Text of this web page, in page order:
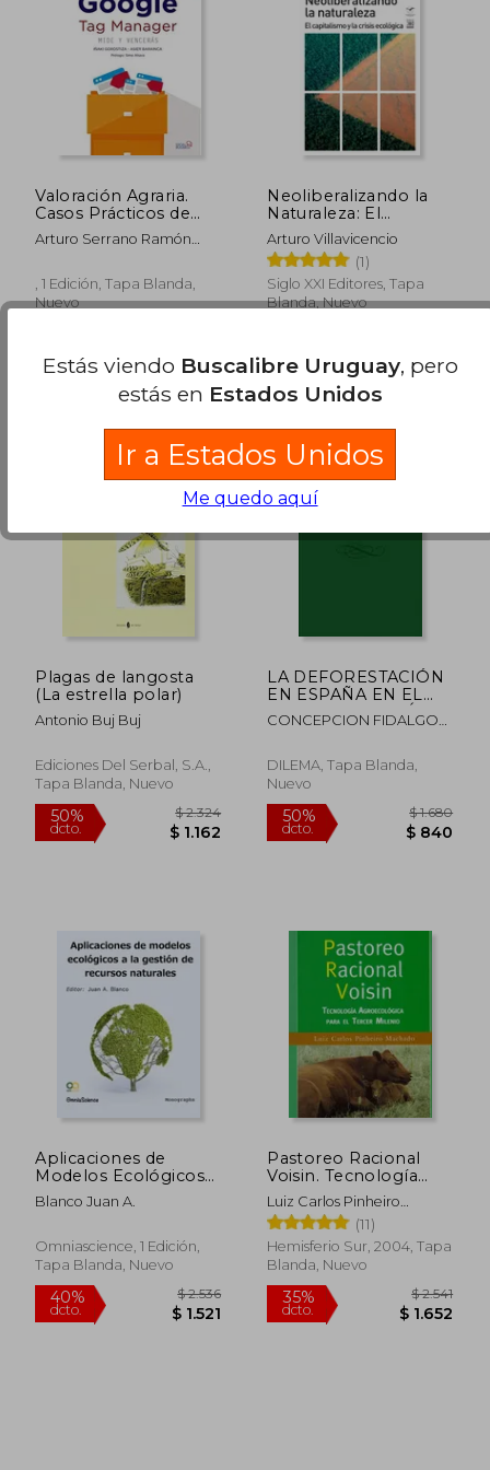
50%
dcto.
Valoración Agraria.
Casos Prácticos de
Valoración de Fincas
Arturo Serrano Ramón
, 1 Edición, Tapa Blanda,
Nuevo
35% $ 2.268
Neoliberalizando la
Naturaleza: El
Capitalismo y la Crisis
Ecológica
Arturo Villavicencio
(1)
Siglo XXI Editores, Tapa
Blanda, Nuevo
40%
Plagas de langosta
(La estrella polar)
Antonio Buj Buj
Ediciones Del Serbal, S.A.,
Tapa Blanda, Nuevo
50%
dcto.
$ 2.324
LA DEFORESTACIÓN
EN ESPAÑA EN EL
SIGLO XVIII SEGÚN
EL VIAJE DE PO NZ
CONCEPCION FIDALGO
GONZALEZ MARTIN
DILEMA, Tapa Blanda,
Nuevo
50%
dcto.
Aplicaciones de
Modelos Ecológicos
en la Gestión de
Recursos Naturales
Blanco Juan A.
Omniascience, 1 Edición,
Tapa Blanda, Nuevo
Pastoreo Racional
Voisin. Tecnología
Agroecológica Para el
Tercer Milenio
Luiz Carlos Pinheiro
Machado
(11)
Hemisferio Sur, 2004, Tapa
Blanda, Nuevo
Estás viendo Buscalibre Uruguay, pero
estás en Estados Unidos
Ir a Estados Unidos
Me quedo aquí